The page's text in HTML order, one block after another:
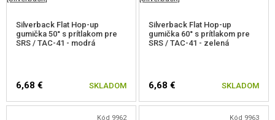
Silverback Flat Hop-up
gumička 50° s prítlakom pre
SRS / TAC-41 - modrá
6,68 € SKLADOM
Silverback Flat Hop-up
gumička 60° s prítlakom pre
SRS / TAC-41 - zelená
6,68 € SKLADOM
Kód 9962 Kód 9963